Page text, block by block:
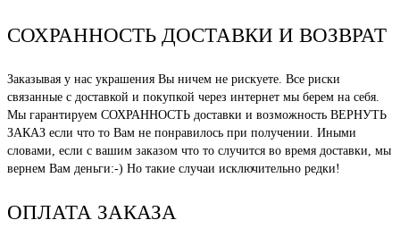
СОХРАННОСТЬ ДОСТАВКИ И ВОЗВРАТ
Заказывая у нас украшения Вы ничем не рискуете. Все риски
связанные с доставкой и покупкой через интернет мы берем на себя.
Мы гарантируем СОХРАННОСТЬ доставки и возможность ВЕРНУТЬ
ЗАКАЗ если что то Вам не понравилось при получении. Иными
словами, если с вашим заказом что то случится во время доставки, мы
вернем Вам деньги:-) Но такие случаи исключительно редки!
ОПЛАТА ЗАКАЗА